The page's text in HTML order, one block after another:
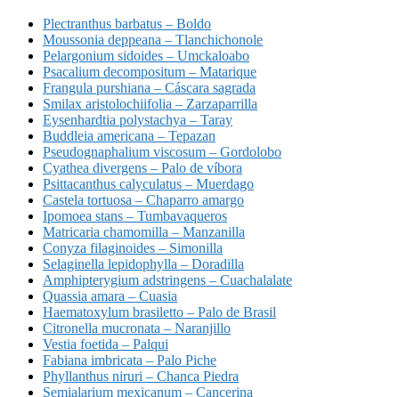
Plectranthus barbatus – Boldo
Moussonia deppeana – Tlanchichonole
Pelargonium sidoides – Umckaloabo
Psacalium decompositum – Matarique
Frangula purshiana – Cáscara sagrada
Smilax aristolochiifolia – Zarzaparrilla
Eysenhardtia polystachya – Taray
Buddleia americana – Tepazan
Pseudognaphalium viscosum – Gordolobo
Cyathea divergens – Palo de víbora
Psittacanthus calyculatus – Muerdago
Castela tortuosa – Chaparro amargo
Ipomoea stans – Tumbavaqueros
Matricaria chamomilla – Manzanilla
Conyza filaginoides – Simonilla
Selaginella lepidophylla – Doradilla
Amphipterygium adstringens – Cuachalalate
Quassia amara – Cuasia
Haematoxylum brasiletto – Palo de Brasil
Citronella mucronata – Naranjillo
Vestia foetida – Palqui
Fabiana imbricata – Palo Piche
Phyllanthus niruri – Chanca Piedra
Semialarium mexicanum – Cancerina